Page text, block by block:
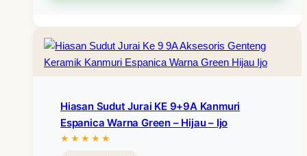
Hiasan Sudut Jurai KE 9+9A Kanmuri
Espanica Warna Green – Hijau – Ijo